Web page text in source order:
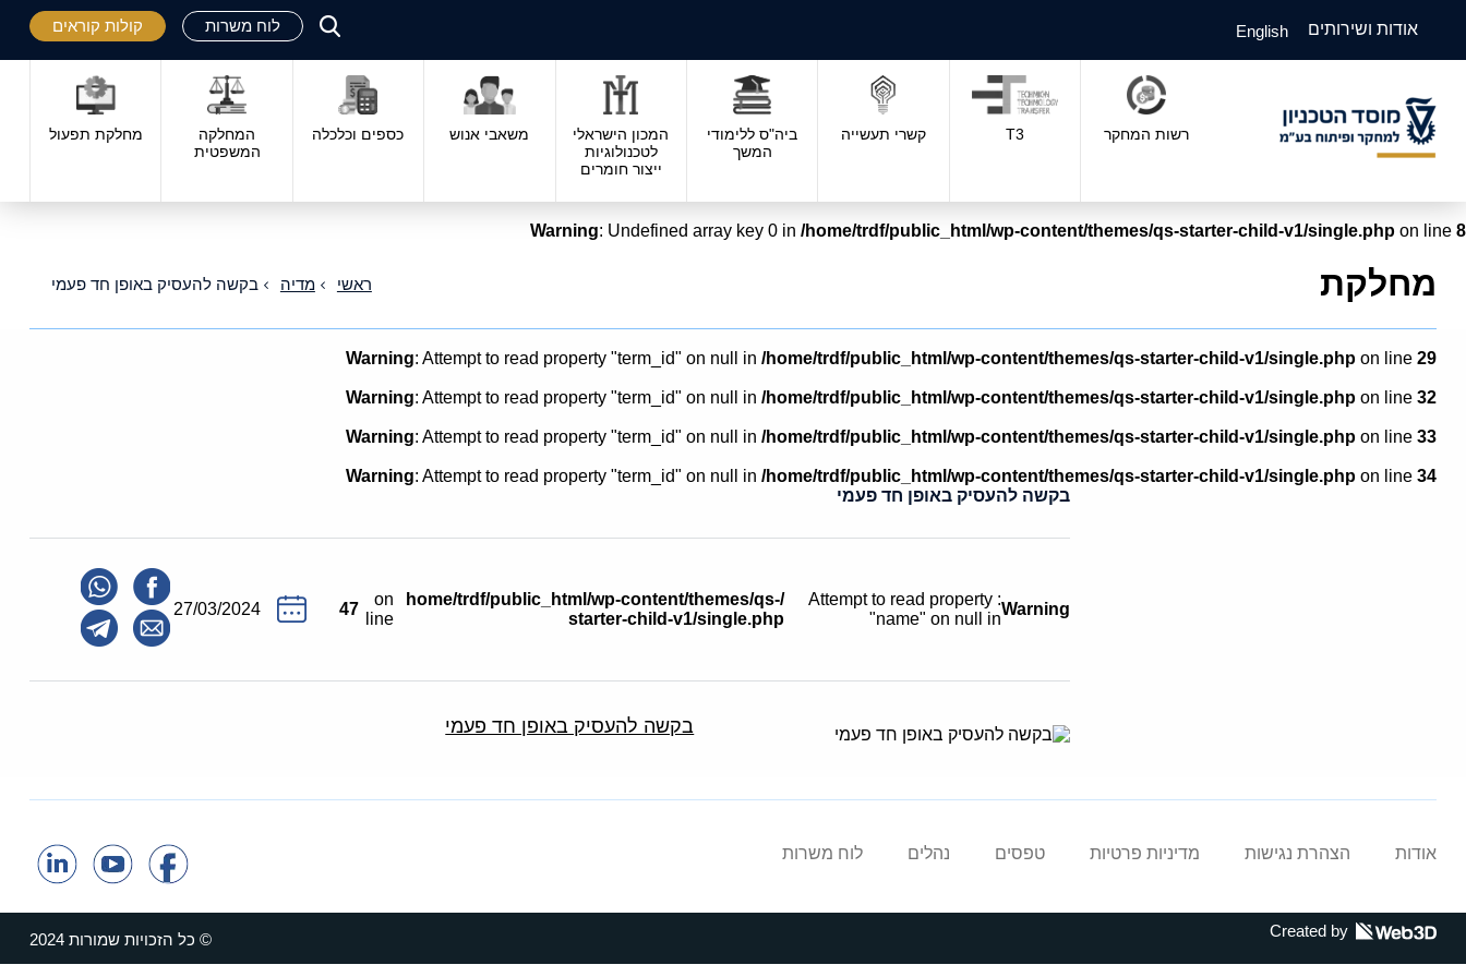
אודות ושירותים English פתח
סגור לוח משרות קולות קוראים
רשות המחקר T3 קשרי תעשייה
ביה"ס ללימודי
המשך
המכון הישראלי
לטכנולוגיות
ייצור חומרים
משאבי אנוש כספים וכלכלה
המחלקה
המשפטית
מחלקת תפעול
Warning: Undefined array key 0 in /home/trdf/public_html/wp-content/themes/qs-starter-child-v1/single.php on line 8
מחלקת ראשי מדיה בקשה להעסיק באופן חד פעמי
Warning: Attempt to read property "term_id" on null in/home/trdf/public_html/wp-content/themes/qs-starter-child-v1/single.php on line29
Warning: Attempt to read property "term_id" on null in/home/trdf/public_html/wp-content/themes/qs-starter-child-v1/single.php on line32
Warning: Attempt to read property "term_id" on null in/home/trdf/public_html/wp-content/themes/qs-starter-child-v1/single.php on line33
Warning: Attempt to read property "term_id" on null in/home/trdf/public_html/wp-content/themes/qs-starter-child-v1/single.php on line34
בקשה להעסיק באופן חד פעמי
Warning
: Attempt to read property
"name" on null in
/home/trdf/public_html/wp-content/themes/qs-
starter-child-v1/single.php
on
line
47
27/03/2024
בקשה להעסיק באופן חד פעמי
אודות הצהרת נגישות מדיניות פרטיות טפסים נהלים לוח משרות
Created by © כל הזכויות שמורות 2024